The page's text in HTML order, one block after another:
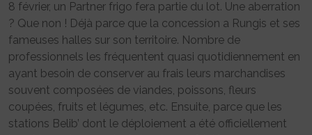
8 février, un Partner frigo fera partie du lot. Une aberration
? Que non ! Déjà parce que la concession a Rungis et ses
fameuses halles sur son territoire. Nombre de
professionnels les fréquentent quasi quotidiennement en
ayant besoin de conserver au frais leurs marchandises
souvent composées de viandes, poissons, fleurs
coupées, fruits et légumes, etc. Ensuite, parce que les
stations Belib’ dont le déploiement a été officiellement